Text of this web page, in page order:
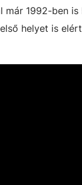
már 1992-ben
helyet is